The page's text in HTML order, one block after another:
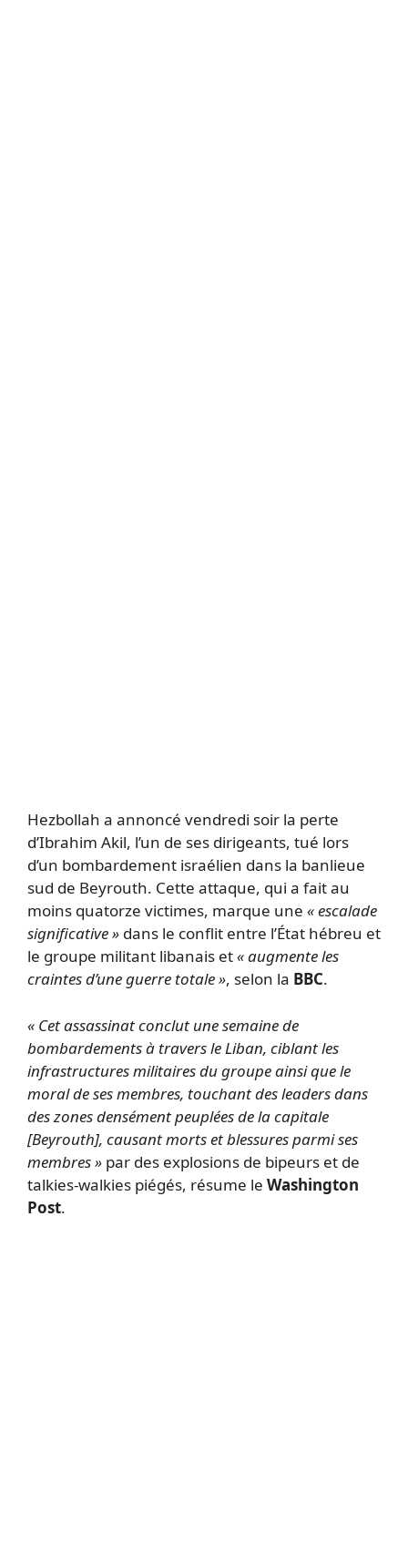
Hezbollah a annoncé vendredi soir la perte
d’Ibrahim Akil, l’un de ses dirigeants, tué lors
d’un bombardement israélien dans la banlieue
sud de Beyrouth. Cette attaque, qui a fait au
moins quatorze victimes, marque une « escalade
significative » dans le conflit entre l’État hébreu et
le groupe militant libanais et« augmente les
craintes d’une guerre totale », selon la BBC.
« Cet assassinat conclut une semaine de
bombardements à travers le Liban, ciblant les
infrastructures militaires du groupe ainsi que le
moral de ses membres, touchant des leaders dans
des zones densément peuplées de la capitale
[Beyrouth], causant morts et blessures parmi ses
membres » par des explosions de bipeurs et de
talkies-walkies piégés, résume le Washington
Post.